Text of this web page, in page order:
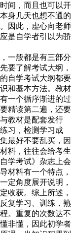
间，而且也可以开
身几天也想不通的
因此，虚心向老师
是自学者引以为骄
一般都是有三部分
要了解考试大纲，
自学考试大纲都要
和基本方法。教材
一个循序渐进的过
精读第二遍，还要
教材是配套发行
习，检测学习成
最好不要乱买，因
料，往往会给考生
学考试》杂志上会
材料有一个特点，
定角度展开说明，
收获。综上所述，
复学习、训练，熟
。重复的次数达不
非懂，因此初学者